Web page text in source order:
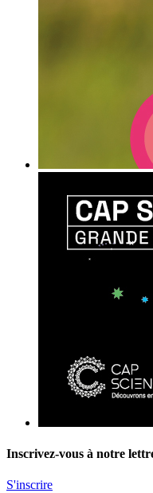
Inscrivez-vous à notre
S'inscrire